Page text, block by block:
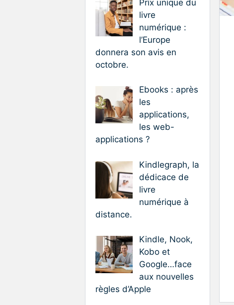
Prix unique du
livre
numérique :
l’Europe
donnera son avis en
octobre.
Ebooks : après
les
applications,
les web-
applications ?
Kindlegraph, la
dédicace de
livre
numérique à
distance.
Kindle, Nook,
Kobo et
Google…face
aux nouvelles
règles d’Apple